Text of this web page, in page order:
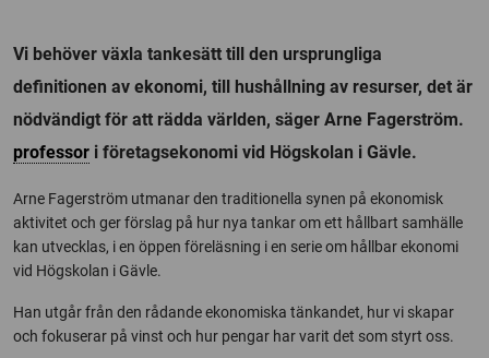
Vi behöver växla tankesätt till den ursprungliga
definitionen av ekonomi, till hushållning av resurser, det är
nödvändigt för att rädda världen, säger Arne Fagerström.
professor i företagsekonomi vid Högskolan i Gävle.
Arne Fagerström utmanar den traditionella synen på ekonomisk
aktivitet och ger förslag på hur nya tankar om ett hållbart samhälle
kan utvecklas, i en öppen föreläsning i en serie om hållbar ekonomi
vid Högskolan i Gävle.
Han utgår från den rådande ekonomiska tänkandet, hur vi skapar
och fokuserar på vinst och hur pengar har varit det som styrt oss.